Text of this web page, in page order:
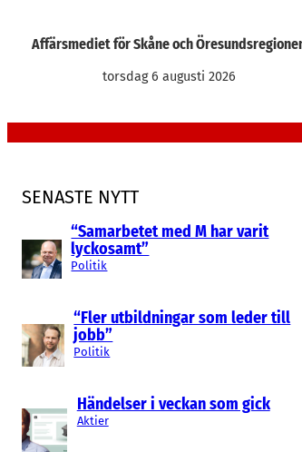
Affärsmediet för Skåne och
torsdag 6 augusti 2026
SENASTE NYTT
“Samarbetet med M har varit
lyckosamt”
Politik
“Fler utbildningar som leder till
jobb”
Politik
Händelser i veckan som gick
Aktier